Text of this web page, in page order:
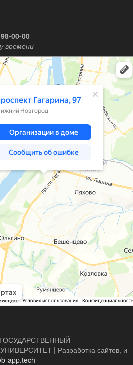
00-00
времени
| Разработка сайтов, и
app.tech